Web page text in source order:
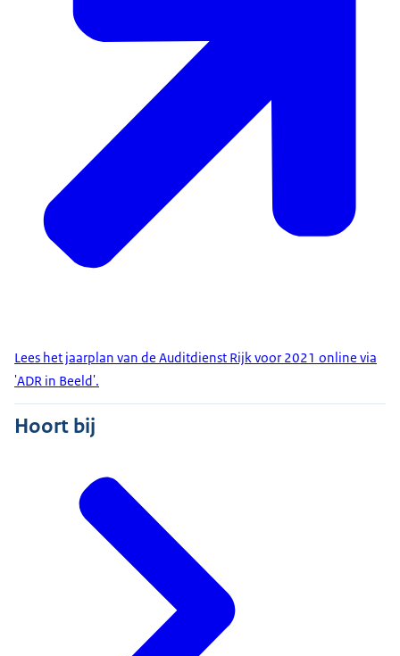
Lees het jaarplan van de Auditdienst Rijk voor 2021 online via
'ADR in Beeld'.
Hoort bij